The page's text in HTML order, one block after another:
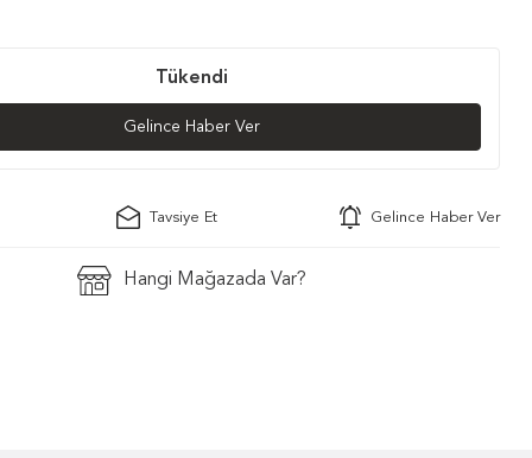
Tükendi
Gelince Haber Ver
Tavsiye Et Gelince Haber Ver
Hangi Mağazada Var?